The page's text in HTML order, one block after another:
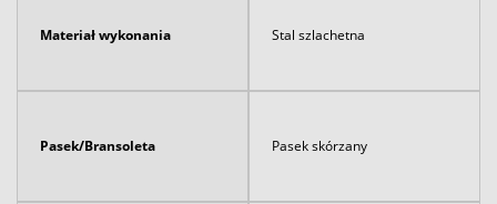
Materiał wykonania Stal szlachetna
Pasek/Bransoleta Pasek skórzany